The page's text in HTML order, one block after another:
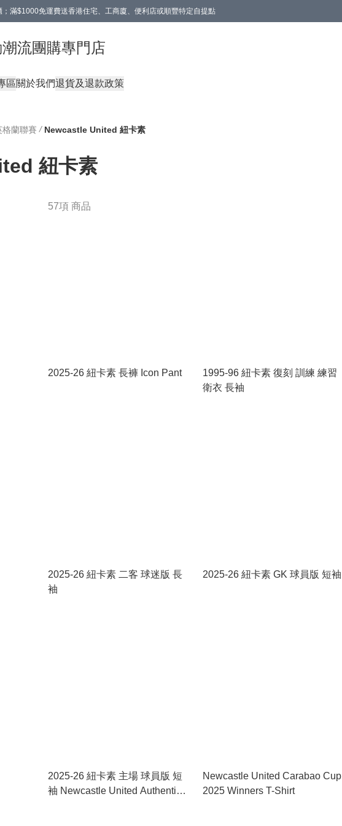
滿$1000免運費送香港住宅、工商廈、便利店或順豐特定自提點
流團購專門店
區關於我們退貨及退款政策
格蘭聯賽 / Newcastle United 紐卡素
紐卡素
57項 商品
2025-26 紐卡素 長褲 Icon Pant
1995-96 紐卡素 復刻 訓練 練習
衛衣 長袖
2025-26 紐卡素 二客 球迷版 長
袖
2025-26 紐卡素 GK 球員版 短袖
2025-26 紐卡素 主場 球員版 短
袖 Newcastle United Authentic
Newcastle United Carabao Cup
2025 Winners T-Shirt